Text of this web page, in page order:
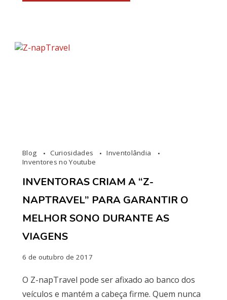
Blog Curiosidades
Inventolândia
Inventores no Youtube
INVENTORAS CRIAM A “Z-
NAPTRAVEL” PARA GARANTIR O
MELHOR SONO DURANTE AS
VIAGENS
6 de outubro de 2017
O Z-napTravel pode ser afixado ao banco dos
veículos e mantém a cabeça firme. Quem nunca